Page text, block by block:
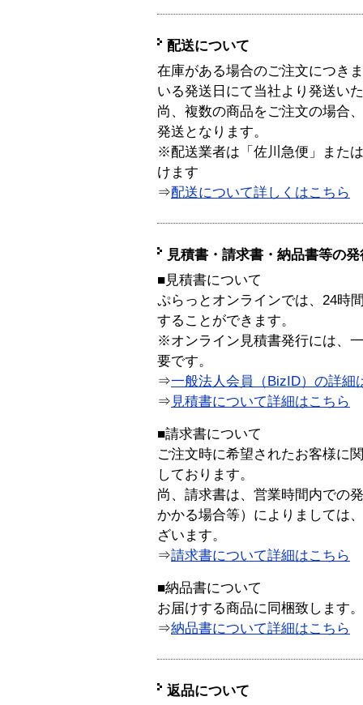
配送について
在庫がある場合のご注文につき
いる発送日にて当社より発送い
尚、複数の商品をご注文の場合
発送となります。
※配送業者は「佐川急便」また
けます
⇒配送について詳しくはこちら
見積書・請求書・納品書等の
■見積書について
ぷらっとオンラインでは、24時
することができます。
※オンライン見積書発行には、
要です。
⇒一般法人会員（BizID）の詳細
⇒ 見積書について詳細はこちら
■請求書について
ご注文時に希望されたお客様に
しております。
尚、請求書は、営業時間内での
かかる場合等）によりましては
ざいます。
⇒請求書について詳細はこちら
■納品書について
お届けする商品に同梱致します。
⇒納品書について詳細はこちら
返品について